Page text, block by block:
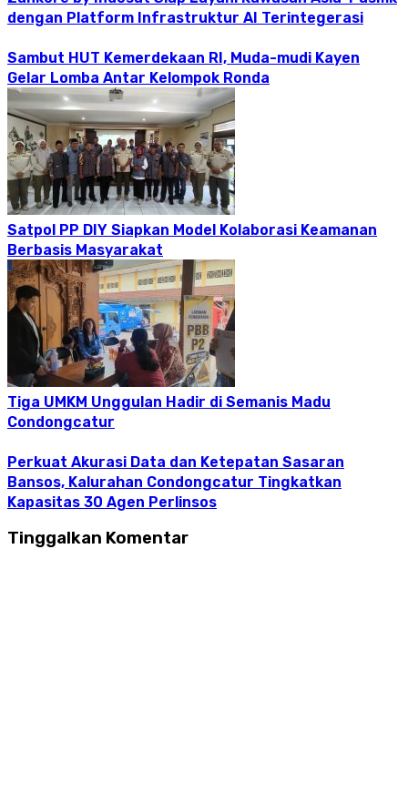
dengan Platform Infrastruktur AI Terintegerasi
Sambut HUT Kemerdekaan RI, Muda-mudi Kayen
Gelar Lomba Antar Kelompok Ronda
Satpol PP DIY Siapkan Model Kolaborasi Keamanan
Berbasis Masyarakat
Tiga UMKM Unggulan Hadir di Semanis Madu
Condongcatur
Perkuat Akurasi Data dan Ketepatan Sasaran
Bansos, Kalurahan Condongcatur Tingkatkan
Kapasitas 30 Agen Perlinsos
Tinggalkan Komentar